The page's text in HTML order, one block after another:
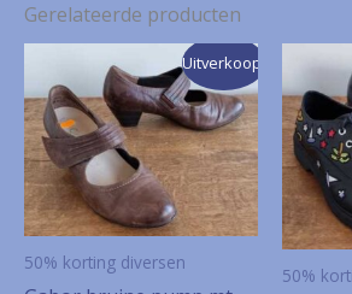
Gerelateerde producten
Uitverkoop!
50% korting diversen
50%